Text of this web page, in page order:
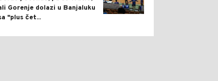
Gorenje dolazi u Banjaluku
"plus čet...